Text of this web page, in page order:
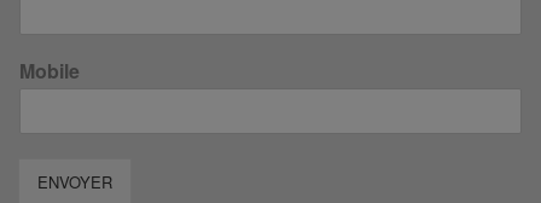
Mobile
ENVOYER